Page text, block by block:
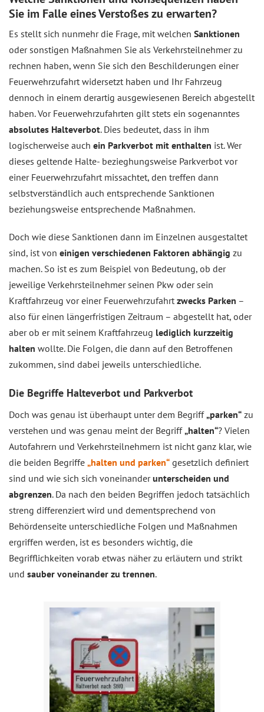
Sie im Falle eines Verstoßes zu erwarten?
Es stellt sich nunmehr die Frage, mit welchen Sanktionen
oder sonstigen Maßnahmen Sie als Verkehrsteilnehmer zu
rechnen haben, wenn Sie sich den Beschilderungen einer
Feuerwehrzufahrt widersetzt haben und Ihr Fahrzeug
dennoch in einem derartig ausgewiesenen Bereich abgestellt
haben. Vor Feuerwehrzufahrten gilt stets ein sogenanntes
absolutes Halteverbot. Dies bedeutet, dass in ihm
logischerweise auch ein Parkverbot mit enthalten ist. Wer
dieses geltende Halte- bezieghungsweise Parkverbot vor
einer Feuerwehrzufahrt missachtet, den treffen dann
selbstverständlich auch entsprechende Sanktionen
beziehungsweise entsprechende Maßnahmen.
Doch wie diese Sanktionen dann im Einzelnen ausgestaltet
sind, ist von einigen verschiedenen Faktoren abhängig zu
machen. So ist es zum Beispiel von Bedeutung, ob der
jeweilige Verkehrsteilnehmer seinen Pkw oder sein
Kraftfahrzeug vor einer Feuerwehrzufahrt zwecks Parken –
also für einen längerfristigen Zeitraum – abgestellt hat, oder
aber ob er mit seinem Kraftfahrzeug lediglich kurzzeitig
halten wollte. Die Folgen, die dann auf den Betroffenen
zukommen, sind dabei jeweils unterschiedliche.
Die Begriffe Halteverbot und Parkverbot
Doch was genau ist überhaupt unter dem Begriff„parken“ zu
verstehen und was genau meint der Begriff„halten“? Vielen
Autofahrern und Verkehrsteilnehmern ist nicht ganz klar, wie
die beiden Begriffe „halten und parken“ gesetzlich definiert
sind und wie sich sich voneinanderunterscheiden und
abgrenzen. Da nach den beiden Begriffen jedoch tatsächlich
streng differenziert wird und dementsprechend von
Behördenseite unterschiedliche Folgen und Maßnahmen
ergriffen werden, ist es besonders wichtig, die
Begrifflichkeiten vorab etwas näher zu erläutern und strikt
und sauber voneinander zu trennen.